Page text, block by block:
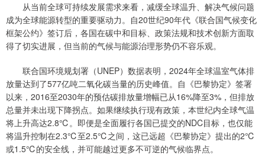
从当前全球可持续发展需求来看，减缓全球温升、解决气候问题
成为全球能源转型的重要驱动力。自20世纪90年代《联合国气候变化
框架公约》签订后，各国在碳中和目标、政策法规和技术创新方面取
得了切实进展，但当前的气候与能源治理形势仍不容乐观。
联合国环境规划署（UNEP）数据表明，2024年全球温室气体排
放量达到了577亿吨二氧化碳当量的历史峰值。自《巴黎协定》签署
以来，2016至2030年的预估碳排放量增幅已从16%降至3%，但排放
总量并未出现下降拐点。如果继续执行现有政策，本世纪内全球气温
将上升高达2.8℃。即便是全面履行各国已提交的NDC目标，也仅能
将温升控制在2.3℃至2.5℃之间，这已远超《巴黎协定》提出的2℃
或1.5℃的安全线，并可能越过更多不可逆的气候临界点。